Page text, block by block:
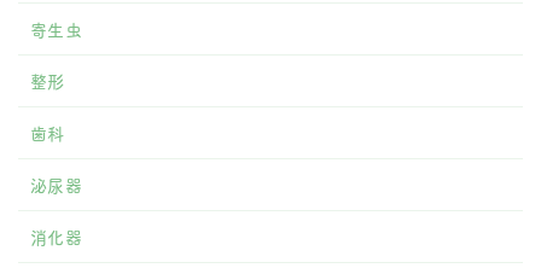
寄生虫
整形
歯科
泌尿器
消化器